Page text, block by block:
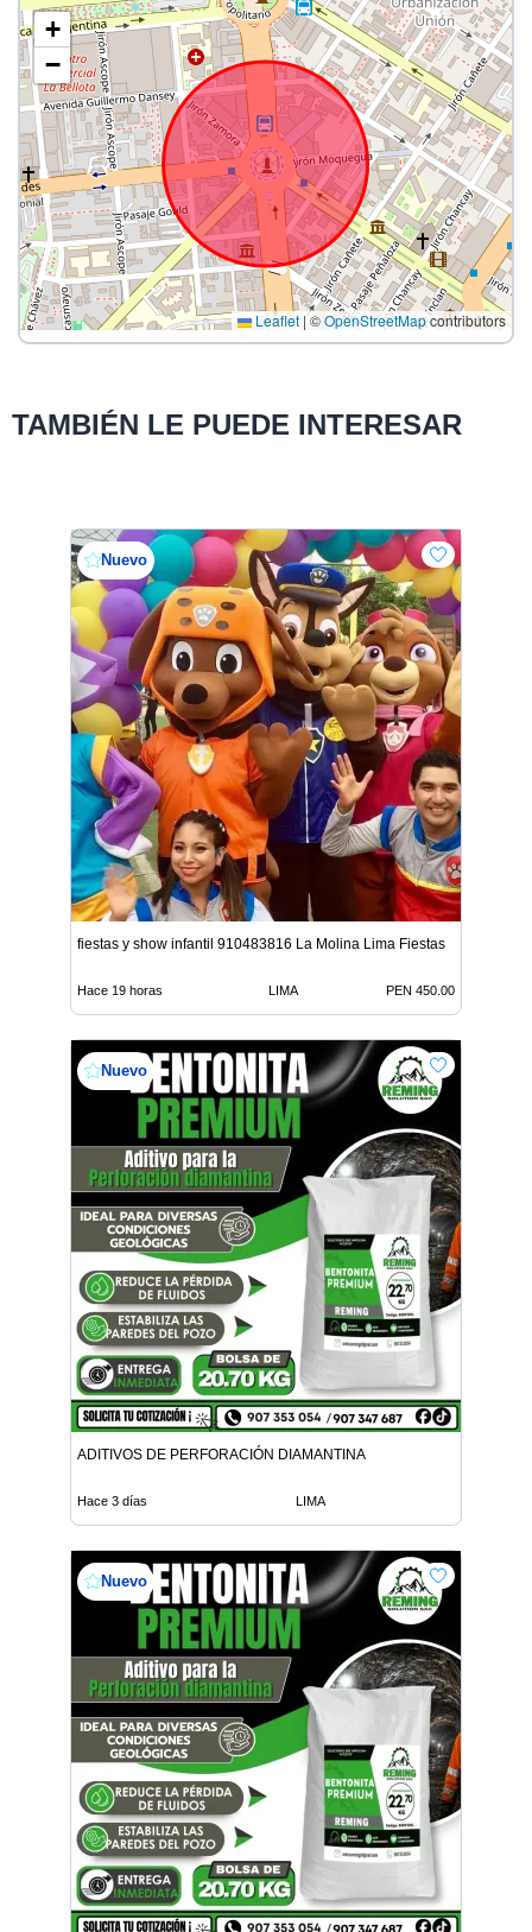
+
−
Leaflet |©OpenStreetMapcontributors
TAMBIÉN LE PUEDE INTERESAR
Nuevo
fiestas y show infantil 910483816 La Molina Lima Fiestas
Hace 19 horas LIMA PEN 450.00
Nuevo
ADITIVOS DE PERFORACIÓN DIAMANTINA
Hace 3 días LIMA
Nuevo